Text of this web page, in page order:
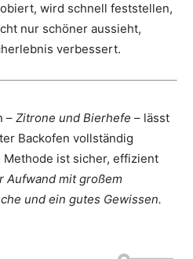
wird schnell feststellen,
nur schöner aussieht,
verbessert.
– Zitrone und Bierhefe – lässt
Backofen vollständig
ist sicher, effizient
Aufwand mit großem
und ein gutes Gewissen.